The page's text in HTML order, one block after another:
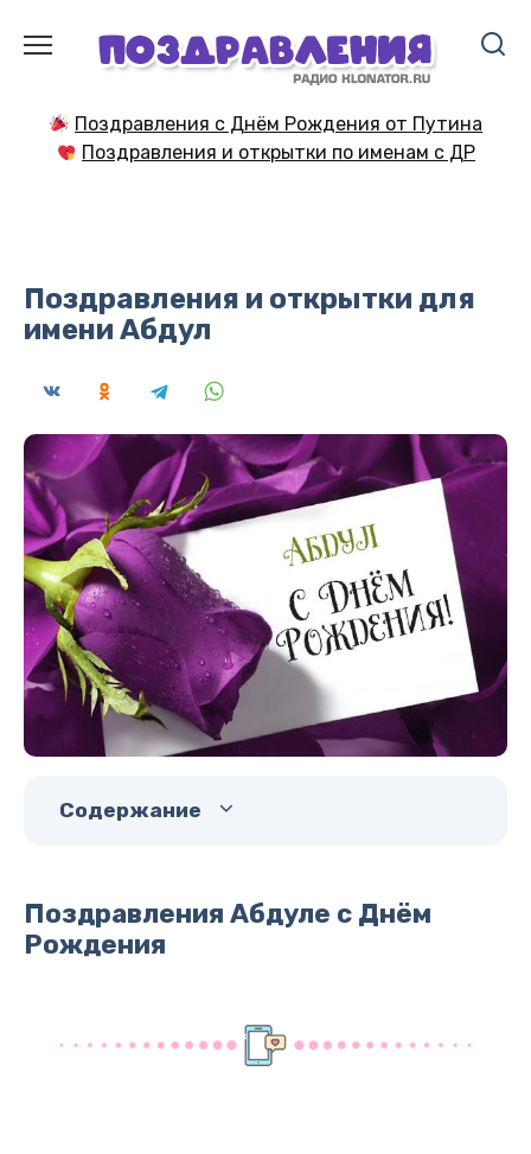
содержанию
Поздравления с Днём Рождения от Путина
Поздравления и открытки по именам с ДР
Поздравления и открытки для
имени Абдул
Содержание
Поздравления Абдуле с Днём
Рождения